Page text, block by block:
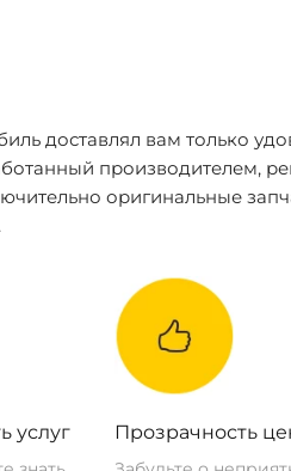
доставлял вам только
производителем,
оригинальные
услуг Прозрачность